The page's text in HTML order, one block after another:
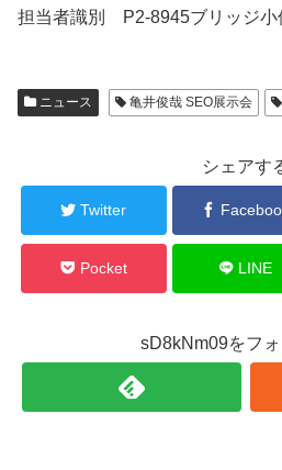
担当者識別 P2-8945ブリッジ小
ニュース 亀井俊哉 SEO展示会
シェアす
Twitter
Pocket LINE
sD8kNm09をフ